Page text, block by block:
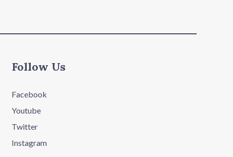
Follow Us
Facebook
Youtube
Twitter
Instagram